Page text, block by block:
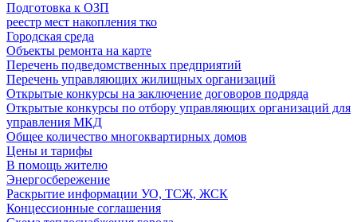
Подготовка к ОЗП
реестр мест накопления тко
Городская среда
Объекты ремонта на карте
Перечень подведомственных предприятий
Перечень управляющих жилищных организаций
Открытые конкурсы на заключение договоров подряда
Открытые конкурсы по отбору управляющих организаций для
управления МКД
Общее количество многоквартирных домов
Цены и тарифы
В помощь жителю
Энергосбережение
Раскрытие информации УО, ТСЖ, ЖСК
Концессионные соглашения